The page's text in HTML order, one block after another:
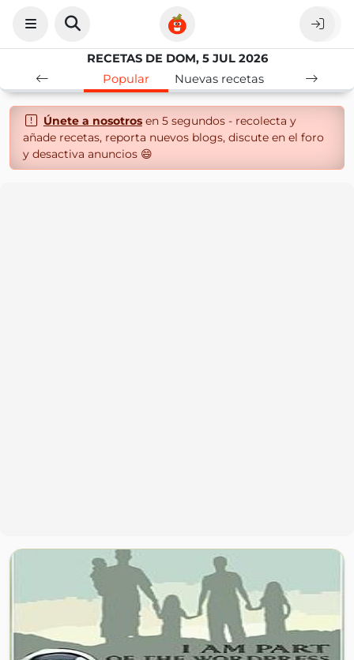
RECETAS DE DOM, 5 JUL 2026
Popular
Nuevas recetas
Únete a nosotrosen 5 segundos - recolecta y
añade recetas, reporta nuevos blogs, discute en el foro
y desactiva anuncios 😄